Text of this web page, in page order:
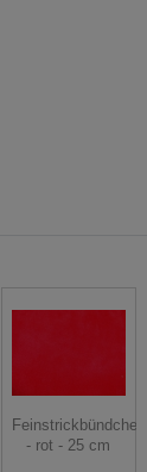
Feinstrickbündchen
- rot - 25 cm